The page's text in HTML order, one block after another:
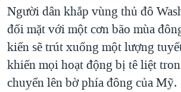
VĂN HOÁ
THỂ THAO
GIÁO DỤC
GROUND ZERO – XƯA VÀ NAY
CHI PHÍ CHIẾN TRANH AFGHANISTAN
CÁC GIÁ TRỊ CỘNG HÒA Ở VIỆT NAM
THƯỢNG ĐỈNH TRUMP-KIM TẠI VIỆT
Ngôn ngữ khác
Người dân khắp vùng thủ đô
đối mặt với một cơn bão mùa
kiến sẽ trút xuống một lượng
khiến mọi hoạt động bị tê liệt
chuyển lên bờ phía đông của Mỹ.